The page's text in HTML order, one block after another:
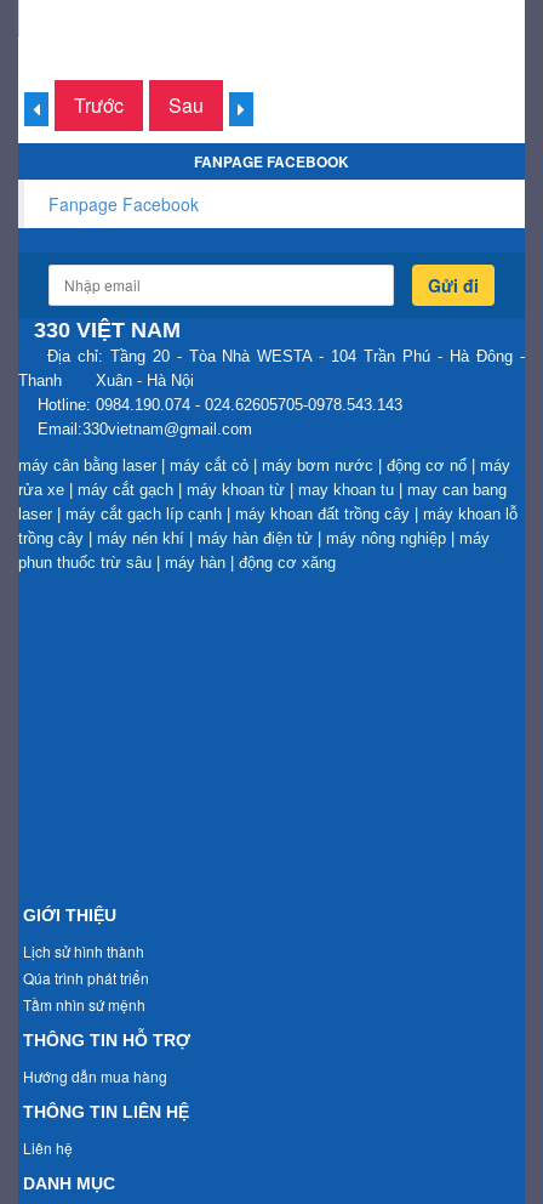
Trước Sau
FANPAGE FACEBOOK
Fanpage Facebook
Gửi đi
330 VIỆT NAM
Địa chỉ: Tầng 20 - Tòa Nhà WESTA - 104 Trần Phú - Hà Đông -
Thanh Xuân - Hà Nội
Hotline: 0984.190.074 - 024.62605705-0978.543.143
Email:330vietnam@gmail.com
máy cân bằng laser | máy cắt cỏ | máy bơm nước | động cơ nổ | máy
rửa xe | máy cắt gạch | máy khoan từ | may khoan tu | may can bang
laser | máy cắt gạch líp cạnh | máy khoan đất trồng cây | máy khoan lỗ
trồng cây | máy nén khí | máy hàn điện tử | máy nông nghiệp | máy
phun thuốc trừ sâu | máy hàn | động cơ xăng
GIỚI THIỆU
Lịch sử hình thành
Qúa trình phát triển
Tầm nhìn sứ mệnh
THÔNG TIN HỖ TRỢ
Hướng dẫn mua hàng
THÔNG TIN LIÊN HỆ
Liên hệ
DANH MỤC